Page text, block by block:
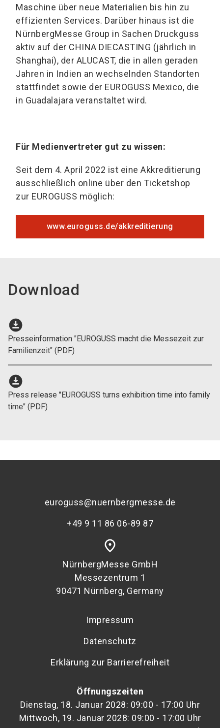
Maschine über neue Materialien bis hin zu
effizienten Services. Darüber hinaus ist die
NürnbergMesse Group in Sachen Druckguss
aktiv auf der CHINA DIECASTING (jährlich in
Shanghai), der ALUCAST, die in allen geraden
Jahren in Indien an wechselnden Standorten
stattfindet sowie der EUROGUSS Mexico, die
in Guadalajara veranstaltet wird.
Für Medienvertreter gut zu wissen:
Seit dem 4. April 2022 ist eine Akkreditierung
ausschließlich online über den Ticketshop
zur EUROGUSS möglich:
www.euroguss.de/akkreditierung
Download
download_for_offline
Presseinformation "EUROGUSS macht die Messezeit zur
Familienzeit" (PDF)
download_for_offline
Press release "EUROGUSS turns exhibition time into family
time" (PDF)
euroguss@nuernbergmesse.de
+49 9 11 86 06-89 87
place
NürnbergMesse GmbH
Messezentrum 1
90471 Nürnberg, Germany
Impressum
Datenschutz
Erklärung zur Barrierefreiheit
Öffnungszeiten
Dienstag, 18. Januar 2028: 09:00 - 17:00 Uhr
Mittwoch, 19. Januar 2028: 09:00 - 17:00 Uhr